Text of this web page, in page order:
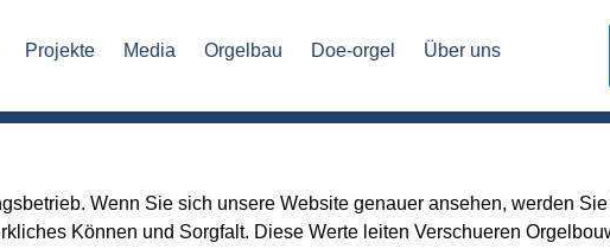
Projekte Media Orgelbau Doe-orgel Über uns
Wenn Sie sich unsere Website genauer ansehen, werden
Können und Sorgfalt. Diese Werte leiten Verschueren